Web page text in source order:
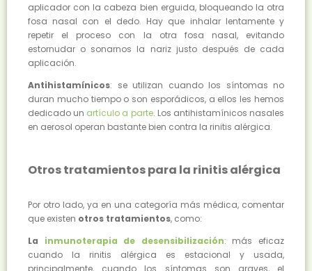
aplicador con la cabeza bien erguida, bloqueando la otra
fosa nasal con el dedo. Hay que inhalar lentamente y
repetir el proceso con la otra fosa nasal, evitando
estornudar o sonarnos la nariz justo después de cada
aplicación.
Antihistamínicos: se utilizan cuando los síntomas no
duran mucho tiempo o son esporádicos, a ellos les hemos
dedicado un artículo a parte. Los antihistamínicos nasales
en aerosol operan bastante bien contra la rinitis alérgica.
Otros tratamientos para la rinitis alérgica
Por otro lado, ya en una categoría más médica, comentar
que existen otros tratamientos, como:
La inmunoterapia de desensibilización: más eficaz
cuando la rinitis alérgica es estacional y usada,
principalmente, cuando los síntomas son graves, el